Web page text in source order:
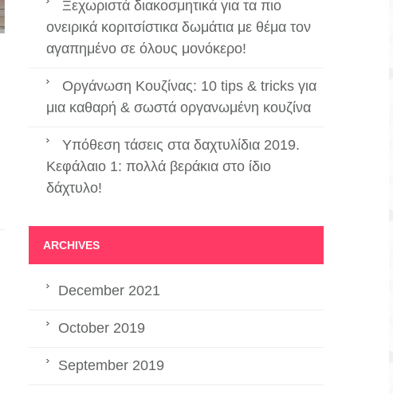
Ξεχωριστά διακοσμητικά για τα πιο
ονειρικά κοριτσίστικα δωμάτια με θέμα τον
αγαπημένο σε όλους μονόκερο!
Οργάνωση Κουζίνας: 10 tips & tricks για
μια καθαρή & σωστά οργανωμένη κουζίνα
Υπόθεση τάσεις στα δαχτυλίδια 2019.
Κεφάλαιο 1: πολλά βεράκια στο ίδιο
δάχτυλο!
ARCHIVES
December 2021
October 2019
September 2019